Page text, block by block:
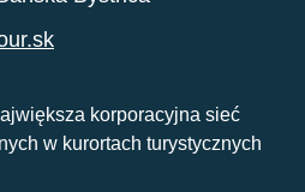
korporacyjna sieć
w kurortach turystycznych